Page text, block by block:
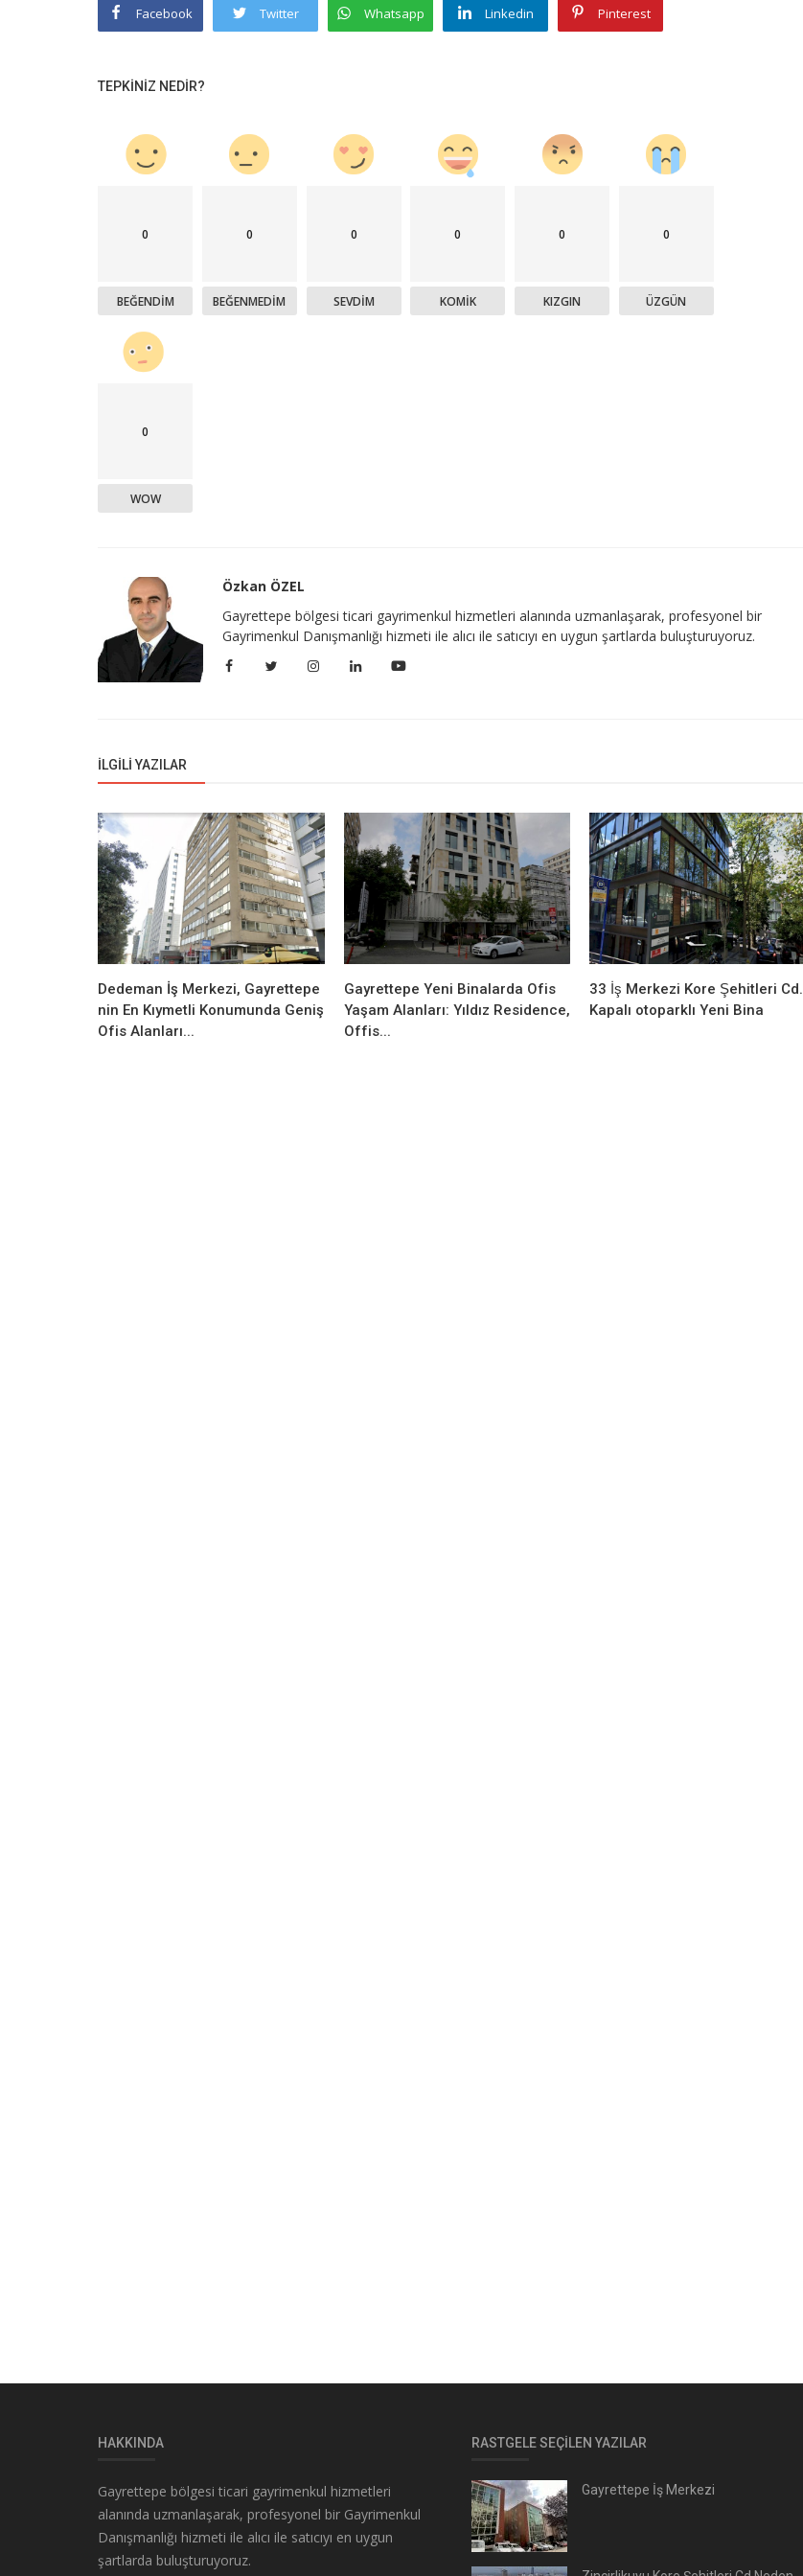
Facebook Twitter Whatsapp Linkedin Pinterest
TEPKINIZ NEDIR?
0
BEĞENDIM
0
BEĞENMEDIM
0
SEVDIM
0
KOMIK
0
KIZGIN
0
ÜZGÜN
0
WOW
Özkan ÖZEL
Gayrettepe bölgesi ticari gayrimenkul hizmetleri alanında uzmanlaşarak, profesyonel bir
Gayrimenkul Danışmanlığı hizmeti ile alıcı ile satıcıyı en uygun şartlarda buluşturuyoruz.
İLGILI YAZILAR
Dedeman İş Merkezi, Gayrettepe
nin En Kıymetli Konumunda Geniş
Ofis Alanları...
Gayrettepe Yeni Binalarda Ofis
Yaşam Alanları: Yıldız Residence,
Offis...
33 İş Merkezi Kore Şehitleri Cd.
Kapalı otoparklı Yeni Bina
HAKKINDA
Gayrettepe bölgesi ticari gayrimenkul hizmetleri
alanında uzmanlaşarak, profesyonel bir Gayrimenkul
Danışmanlığı hizmeti ile alıcı ile satıcıyı en uygun
şartlarda buluşturuyoruz.
RASTGELE SEÇILEN YAZILAR
Gayrettepe İş Merkezi